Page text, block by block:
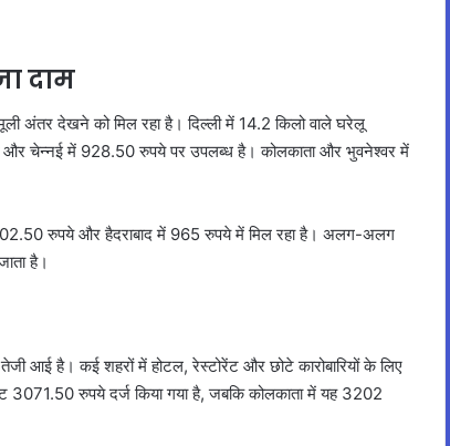
दाम
अंतर देखने को मिल रहा है। दिल्ली में 14.2 किलो वाले घरेलू
चेन्नई में 928.50 रुपये पर उपलब्ध है। कोलकाता और भुवनेश्वर में
रुपये और हैदराबाद में 965 रुपये में मिल रहा है। अलग-अलग
है।
आई है। कई शहरों में होटल, रेस्टोरेंट और छोटे कारोबारियों के लिए
3071.50 रुपये दर्ज किया गया है, जबकि कोलकाता में यह 3202